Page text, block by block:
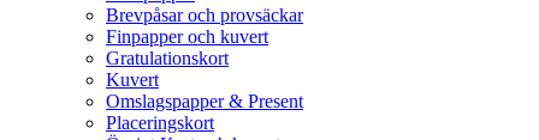
Brevpåsar och provsäckar
Finpapper och kuvert
Gratulationskort
Kuvert
Omslagspapper & Present
Placeringskort